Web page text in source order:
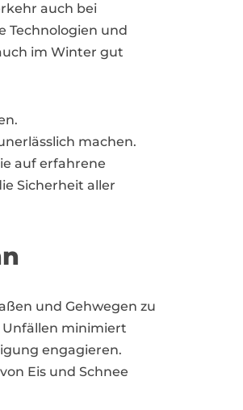
auch bei
Technologien und
im Winter gut
machen.
auf erfahrene
Sicherheit aller
und Gehwegen zu
minimiert
engagieren.
Eis und Schnee